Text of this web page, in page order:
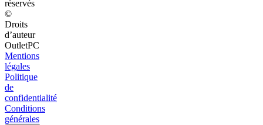
réservés
©
Droits
d’auteur
OutletPC
Mentions
légales
Politique
de
confidentialité
Conditions
générales